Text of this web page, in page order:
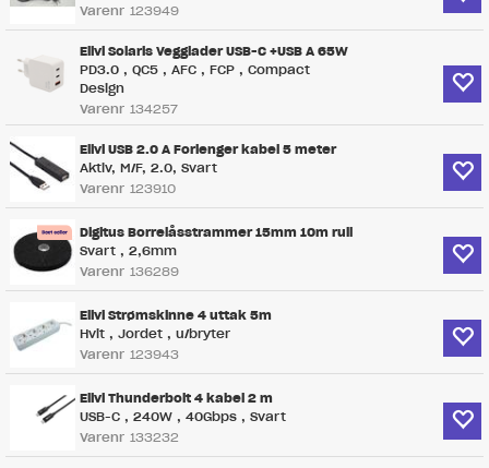
Varenr 123949
Elivi Solaris Vegglader USB-C +USB A 65W
PD3.0 , QC5 , AFC , FCP , Compact
Design
Varenr 134257
Elivi USB 2.0 A Forlenger kabel 5 meter
Aktiv, M/F, 2.0, Svart
Varenr 123910
Digitus Borrelåsstrammer 15mm 10m rull
Svart , 2,6mm
Varenr 136289
Elivi Strømskinne 4 uttak 5m
Hvit , Jordet , u/bryter
Varenr 123943
Elivi Thunderbolt 4 kabel 2 m
USB-C , 240W , 40Gbps , Svart
Varenr 133232